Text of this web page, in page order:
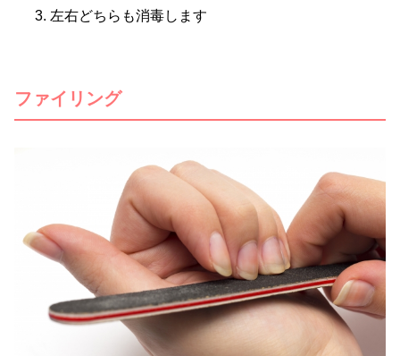
左右どちらも消毒します
ファイリング